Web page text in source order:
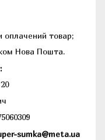
оплачений товар;
Нова Пошта.
sumka@meta.ua